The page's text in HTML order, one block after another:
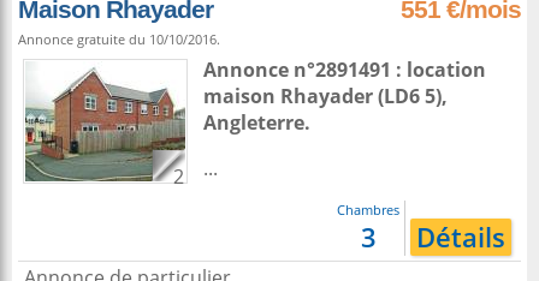
Maison Rhayader 551 €/mois
Annonce gratuite du 10/10/2016.
2
Annonce n°2891491 : location
maison Rhayader(LD6 5),
Angleterre.
...
Chambres
3 Détails